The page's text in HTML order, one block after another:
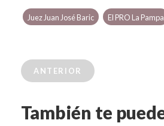
Juez Juan José Baric El PRO La Pampa
ANTERIOR
También te